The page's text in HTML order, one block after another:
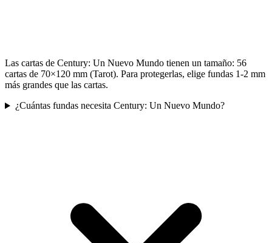
Las cartas de Century: Un Nuevo Mundo tienen un tamaño: 56
cartas de 70×120 mm (Tarot). Para protegerlas, elige fundas 1-2 mm
más grandes que las cartas.
¿Cuántas fundas necesita Century: Un Nuevo Mundo?